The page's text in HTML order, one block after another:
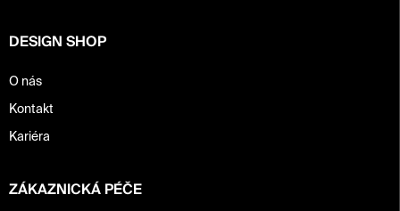
DESIGN SHOP
O nás
Kontakt
Kariéra
ZÁKAZNICKÁ PÉČE